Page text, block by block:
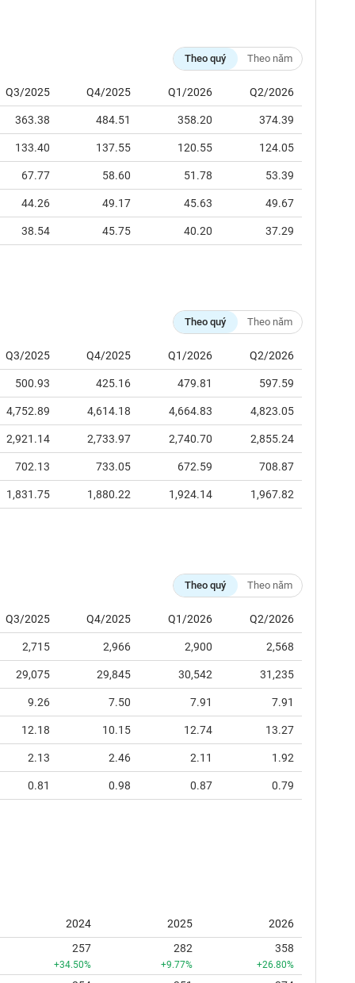
Theo quý Theo năm
Q3/2025 Q4/2025 Q1/2026 Q2/2026
363.38 484.51 358.20 374.39
133.40 137.55 120.55 124.05
67.77 58.60 51.78 53.39
44.26 49.17 45.63 49.67
38.54 45.75 40.20 37.29
Theo quý Theo năm
Q3/2025 Q4/2025 Q1/2026 Q2/2026
500.93 425.16 479.81 597.59
4,752.89 4,614.18 4,664.83 4,823.05
2,921.14 2,733.97 2,740.70 2,855.24
702.13 733.05 672.59 708.87
1,831.75 1,880.22 1,924.14 1,967.82
Theo quý Theo năm
Q3/2025 Q4/2025 Q1/2026 Q2/2026
2,715 2,966 2,900 2,568
29,075 29,845 30,542 31,235
9.26 7.50 7.91 7.91
12.18 10.15 12.74 13.27
2.13 2.46 2.11 1.92
0.81 0.98 0.87 0.79
2024 2025
2026
257
+34.50%
282
+9.77%
358
+26.80%